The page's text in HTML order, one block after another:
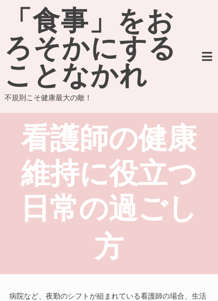
「食事」をお
ろそかにする
ことなかれ
不規則こそ健康最大の敵！
看護師の健康
維持に役立つ
日常の過ごし
方
病院など、夜勤のシフトが組まれている看護師の場合、生活